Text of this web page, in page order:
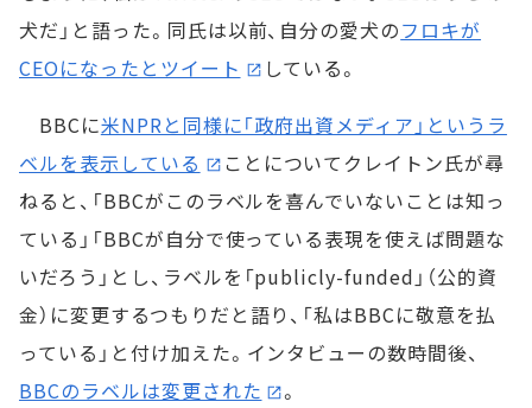
犬だ」と語った。同氏は以前、自分の愛犬のフロキが
CEOになったとツイート
している。
BBCに米NPRと同様に「政府出資メディア」というラ
ベルを表示している
ことについてクレイトン氏が尋
ねると、「BBCがこのラベルを喜んでいないことは知っ
ている」「BBCが自分で使っている表現を使えば問題な
いだろう」とし、ラベルを「publicly-funded」（公的資
金）に変更するつもりだと語り、「私はBBCに敬意を払
っている」と付け加えた。インタビューの数時間後、
BBCのラベルは変更された
。